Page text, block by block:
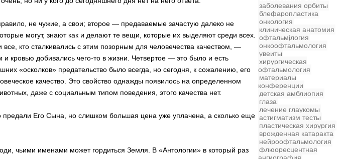
не чужие, а свои; второе — предаваемые зачастую далеко не
могут, знают как и делают те вещи, которые их выделяют среди всех.
кто сталкивались с этим позорным для человечества качеством, —
и кровью добивались чего-то в жизни. Четвертое — это было и есть
«осколков» предательство было всегда, но сегодня, к сожалению, его
качество. Это свойство однажды появилось на определенном
даже с социальным типом поведения, этого качества нет.
предали Его Сына, но слишком большая цена уже уплачена, а сколько еще
чьими именами может гордиться Земля. В «Антологии» в который раз
заболевания орбиты
блефаропластика
онкология
клиническая анатомия
офтальмjлогия
онкоофтальмология
увеиты
хирургическая
офтальмология
материалы
конференции
детская амблиопия
глаза
лечение глаукомы
астигматизм тесты
пластическая хирургия
врожденная катаракта
нейроофтальмология
флюоресцентная